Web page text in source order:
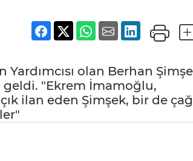
Yardımcısı olan Berhan
geldi. "Ekrem İmamoğlu,
ilan eden Şimşek, bir de